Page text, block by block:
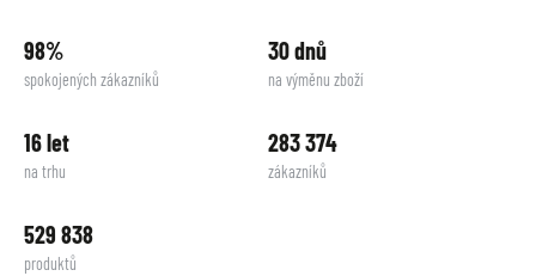
98%
spokojených zákazníků
30 dnů
na výměnu zboží
16 let
na trhu
283 374
zákazníků
529 838
produktů